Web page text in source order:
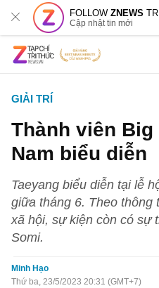
FOLLOWZNEWS
Cập nhật tin mới
GIẢI TRÍ
Thành viên
Nam biểu diễn
Taeyang biểu diễn tại lễ
giữa tháng 6. Theo thông
xã hội, sự kiện còn có sự
Somi.
Minh Hạo
Thứ ba, 23/5/2023 20:31 (GMT+7)